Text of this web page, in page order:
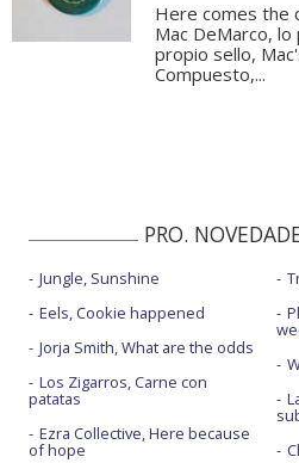
Here comes the
Mac DeMarco,
propio sello,
Compuesto,...
PRO.
Jungle, Sunshine
Eels, Cookie happened
Jorja Smith, What are the odds
Los Zigarros, Carne con
patatas
Ezra Collective, Here because
of hope